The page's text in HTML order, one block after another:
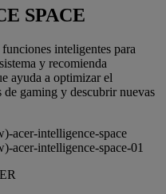
SPACE
inteligentes para
y recomienda
ayuda a optimizar el
gaming y descubrir nuevas